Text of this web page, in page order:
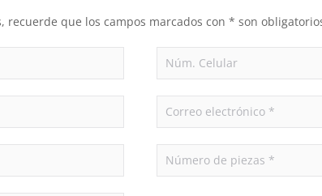
que los campos marcados con * son